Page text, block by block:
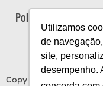
Utilizamos
de
site,
desempenho.
Política de cookies
Copyright Viaje na